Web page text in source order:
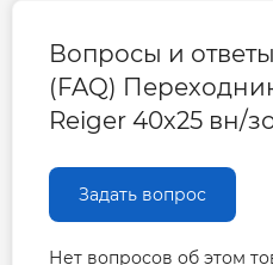
Вопросы и ответы
(FAQ)
Reiger 40х25 вн/
Задать вопрос
Нет вопросов об этом